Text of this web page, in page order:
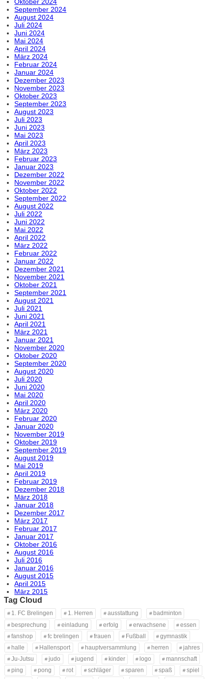
Oktober 2024
September 2024
August 2024
Juli 2024
Juni 2024
Mai 2024
April 2024
März 2024
Februar 2024
Januar 2024
Dezember 2023
November 2023
Oktober 2023
September 2023
August 2023
Juli 2023
Juni 2023
Mai 2023
April 2023
März 2023
Februar 2023
Januar 2023
Dezember 2022
November 2022
Oktober 2022
September 2022
August 2022
Juli 2022
Juni 2022
Mai 2022
April 2022
März 2022
Februar 2022
Januar 2022
Dezember 2021
November 2021
Oktober 2021
September 2021
August 2021
Juli 2021
Juni 2021
April 2021
März 2021
Januar 2021
November 2020
Oktober 2020
September 2020
August 2020
Juli 2020
Juni 2020
Mai 2020
April 2020
März 2020
Februar 2020
Januar 2020
November 2019
Oktober 2019
September 2019
August 2019
Mai 2019
April 2019
Februar 2019
Dezember 2018
März 2018
Januar 2018
Dezember 2017
März 2017
Februar 2017
Januar 2017
Oktober 2016
August 2016
Juli 2016
Januar 2016
August 2015
April 2015
März 2015
Tag Cloud
1. FC Brelingen 1. Herren ausstattung
badminton
besprechung
einladung erfolg erwachsene
essen
fanshop
fc brelingen frauen Fußball
gymnastik
halle
Hallensport hauptversammlung herren
jahres
Ju-Jutsu
judo jugend kinder logo
mannschaft
ping
pong rot schläger sparen spaß
spiel